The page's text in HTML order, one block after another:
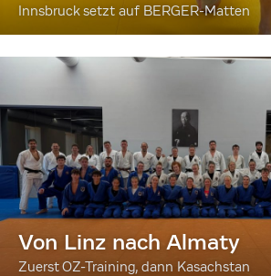
Innsbruck setzt auf BERGER-Matten
Von Linz nach Almaty
Zuerst OZ-Training, dann Kasachstan